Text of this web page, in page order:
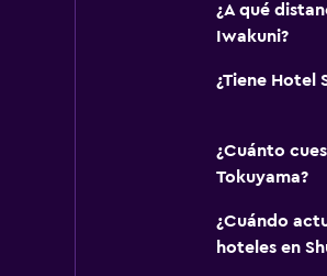
¿A qué
Iwakuni?
¿Tiene Hotel
¿Cuánto
Tokuyama?
¿Cuándo
hoteles en